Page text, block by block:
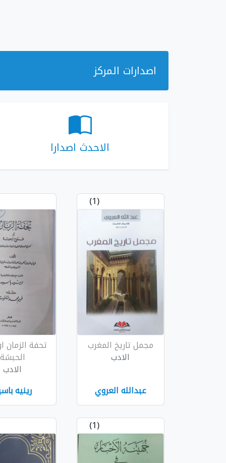
اصدارات المركز
الاحدث اصدارا
(1)
مجمل تاريخ المغرب
الادب
عبدالله العروي
تحفة الزمان
الحبشة
الادب
رينيه
(1)